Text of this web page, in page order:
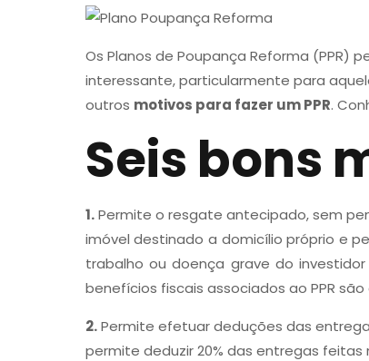
Os Planos de Poupança Reforma (PPR)
interessante, particularmente para
outros motivos para fazer um PPR.
Seis bons
1.Permite o resgate antecipado, sem
imóvel destinado a domicílio próprio e
trabalho ou doença grave do
benefícios fiscais associados ao PPR
2.Permite efetuar deduções das
permite deduzir 20% das entregas feitas